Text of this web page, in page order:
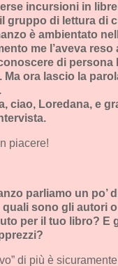
incursioni in
gruppo di lettura di
è ambientato
me l’aveva
di persona
Ma ora lascio la
ciao, Loredana, e
piacere!
parliamo un po’
quali sono gli autori
per il tuo libro? E
di più è